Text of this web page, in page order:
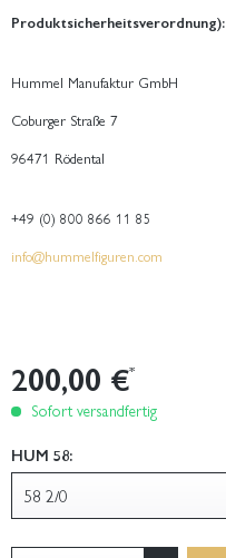
Produktsicherheitsverordnung):
Hummel Manufaktur GmbH
Coburger Straße 7
96471 Rödental
+49 (0) 800 866 11 85
info@hummelfiguren.com
200,00 €*
Sofort versandfertig
HUM 58: